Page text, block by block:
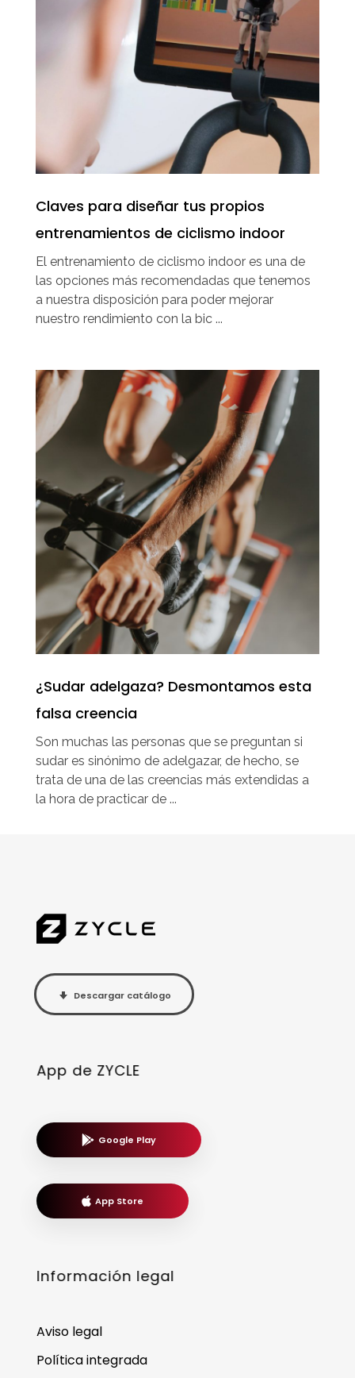
Claves para diseñar tus propios
entrenamientos de ciclismo indoor
El entrenamiento de ciclismo indoor es una de
las opciones más recomendadas que tenemos
a nuestra disposición para poder mejorar
nuestro rendimiento con la bic ...
¿Sudar adelgaza? Desmontamos esta
falsa creencia
Son muchas las personas que se preguntan si
sudar es sinónimo de adelgazar, de hecho, se
trata de una de las creencias más extendidas a
la hora de practicar de ...
Descargar catálogo
App de ZYCLE
Google Play
App Store
Información legal
Aviso legal
Política integrada